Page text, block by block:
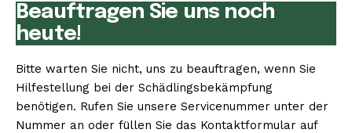
Beauftragen Sie uns noch
heute!
Bitte warten Sie nicht, uns zu beauftragen, wenn Sie
Hilfestellung bei der Schädlingsbekämpfung
benötigen. Rufen Sie unsere Servicenummer unter der
Nummer an oder füllen Sie das Kontaktformular auf